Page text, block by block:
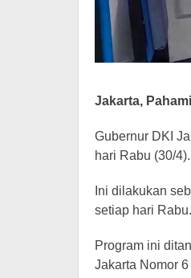
Jakarta,
Gubernur DKI
hari Rabu (30/4).
Ini dilakukan
setiap hari Rabu.
Program ini
Jakarta Nomor